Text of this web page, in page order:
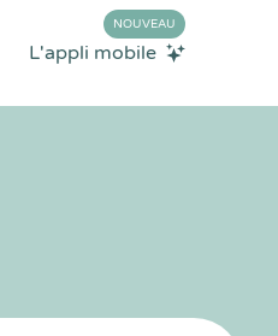
L'appli mobile
NOUVEAU